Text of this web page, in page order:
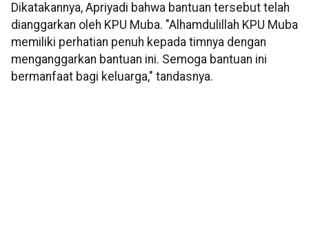
Dikatakannya, Apriyadi bahwa bantuan tersebut telah
dianggarkan oleh KPU Muba. "Alhamdulillah KPU Muba
memiliki perhatian penuh kepada timnya dengan
menganggarkan bantuan ini. Semoga bantuan ini
bermanfaat bagi keluarga," tandasnya.